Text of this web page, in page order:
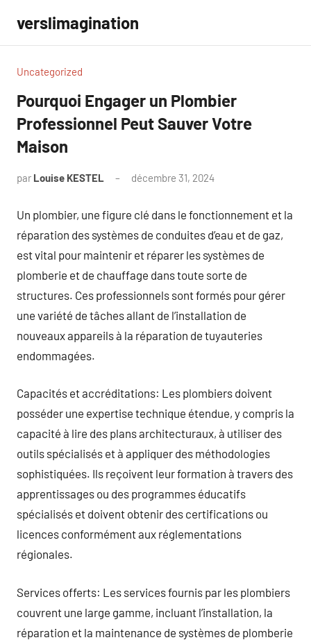
contenu
verslimagination
Uncategorized
Pourquoi Engager un Plombier
Professionnel Peut Sauver Votre
Maison
par Louise KESTEL décembre 31, 2024
Un plombier, une figure clé dans le fonctionnement et la
réparation des systèmes de conduites d’eau et de gaz,
est vital pour maintenir et réparer les systèmes de
plomberie et de chauffage dans toute sorte de
structures. Ces professionnels sont formés pour gérer
une variété de tâches allant de l’installation de
nouveaux appareils à la réparation de tuyauteries
endommagées.
Capacités et accréditations: Les plombiers doivent
posséder une expertise technique étendue, y compris la
capacité à lire des plans architecturaux, à utiliser des
outils spécialisés et à appliquer des méthodologies
sophistiquées. Ils reçoivent leur formation à travers des
apprentissages ou des programmes éducatifs
spécialisés et doivent obtenir des certifications ou
licences conformément aux réglementations
régionales.
Services offerts: Les services fournis par les plombiers
couvrent une large gamme, incluant l’installation, la
réparation et la maintenance de systèmes de plomberie